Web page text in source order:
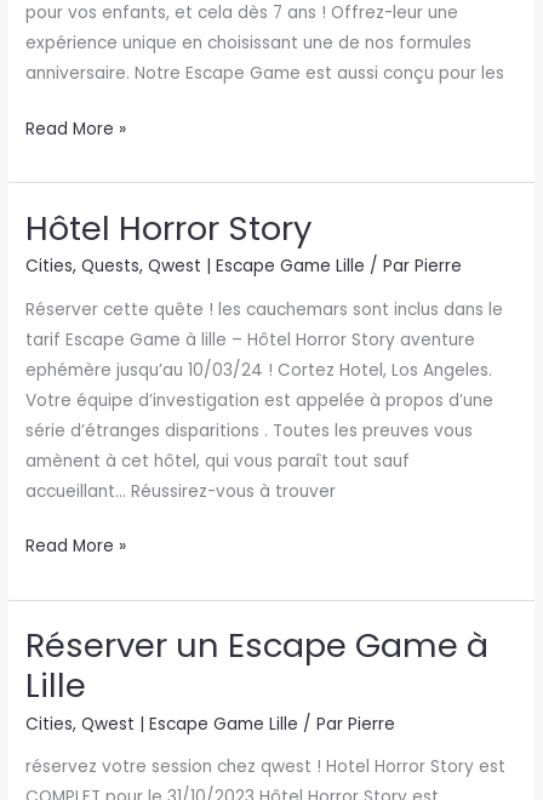
pour vos enfants, et cela dès 7 ans ! Offrez-leur une
expérience unique en choisissant une de nos formules
anniversaire. Notre Escape Game est aussi conçu pour les
Read More »
Hôtel Horror Story
Cities,Quests,Qwest | Escape Game Lille / ParPierre
Réserver cette quête ! les cauchemars sont inclus dans le
tarif Escape Game à lille – Hôtel Horror Story aventure
ephémère jusqu’au 10/03/24 ! Cortez Hotel, Los Angeles.
Votre équipe d’investigation est appelée à propos d’une
série d’étranges disparitions . Toutes les preuves vous
amènent à cet hôtel, qui vous paraît tout sauf
accueillant… Réussirez-vous à trouver
Hôtel
Read More »
Réserver un Escape Game à
Lille
Cities,Qwest | Escape Game Lille / ParPierre
réservez votre session chez qwest ! Hotel Horror Story est
Réserver
un
Escape
Game
à
Lille